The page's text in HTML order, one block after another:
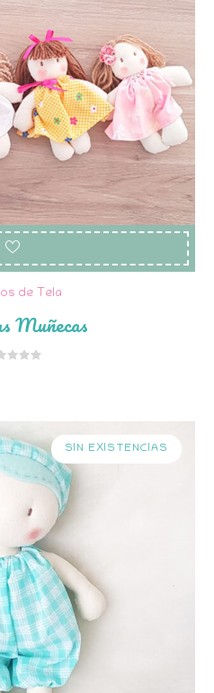
de Tela
Muñecas
SIN EXISTENCIAS